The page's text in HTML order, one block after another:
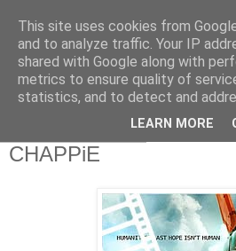
CHAPPiE
This site uses cookies from
and to analyze traffic. Your IP
shared with Google along with
metrics to ensure quality of
statistics, and to detect and
LEARN MORE